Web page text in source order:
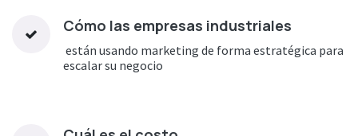
Cómo las empresas industriales
están usando marketing de forma estratégica para
escalar su negocio